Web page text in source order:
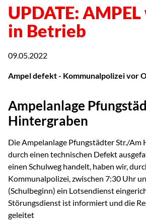
UPDATE:
in Betrieb
09.05.2022
Ampel defekt - Kommunalpolizei vor
Ampelanlage
Hintergraben
Die Ampelanlage Pfungstädter Str./Am
durch einen technischen Defekt
einen Schulweg handelt, haben wir,
Kommunalpolizei, zwischen 7:30 Uhr
(Schulbeginn) ein Lotsendienst
Störungsdienst ist informiert und die
geleitet